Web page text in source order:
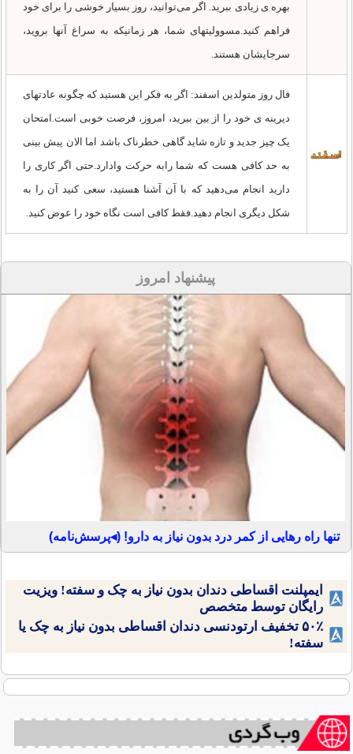
بهره ی زیادی ببرید. اگر می‌توانید، روز بسیار خوشی را برای خود
فراهم کنید.مسوولیتهای شما، هر زمانیکه به سراغ آنها بروید،
سرجایشان هستند.
فال روز متولدین اسفند: اگر به فکر این هستید که چگونه عادتهای
دیرینه ی خود را از بین ببرید، امروز، فرصت خوبی است.امتحان
یک چیز جدید و تازه شاید گاهی خطرناک باشد اما الان پیش بینی
به حد کافی هست که شما رابه حرکت وادارد.حتی اگر کاری را
دارید انجام می‌دهید که با آن آشنا هستید، سعی کنید آن را به
شکل دیگری انجام دهید.فقط کافی است نگاه خود را عوض کنید.
پیشنهاد امروز
تنها راه رهایی از کمر درد بدون نیاز به دارو! (◂پرسش‌نامه)
ایمپلنت اقساطی دندان بدون نیاز به چک و سفته! ویزیت
رایگان توسط متخصص
۵۰٪ تخفیف ارتودنسی دندان اقساطی بدون نیاز به چک یا
سفته!